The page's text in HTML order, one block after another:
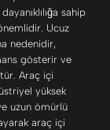
sahip
Ucuz
nedenidir,
gösterir ve
Araç içi
yüksek
uzun ömürlü
araç içi